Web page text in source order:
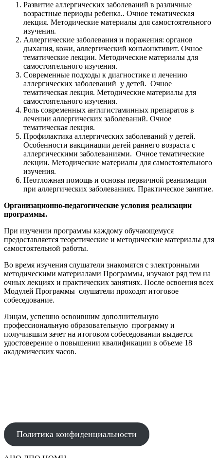
Развитие аллергических заболеваний в различные
возрастные периоды ребенка.. Очное тематическая
лекция. Методические материалы для самостоятельного
изучения.
Аллергические заболевания и поражения: органов
дыхания, кожи, аллергический конъюнктивит. Очное
тематические лекции. Методические материалы для
самостоятельного изучения.
Современные подходы к диагностике и лечению
аллергических заболеваний у детей. Очное
тематическая лекция. Методические материалы для
самостоятельного изучения.
Роль современных антигистаминных препаратов в
лечении аллергических заболеваний. Очное
тематическая лекция.
Профилактика аллергических заболеваний у детей.
Особенности вакцинации детей раннего возраста с
аллергическими заболеваниями. Очное тематические
лекции. Методические материалы для самостоятельного
изучения.
Неотложная помощь и основы первичной реанимации
при аллергических заболеваниях. Практическое занятие.
Организационно-педагогические условия реализации
программы.
При изучении программы каждому обучающемуся
предоставляется теоретические и методические материалы для
самостоятельной работы.
Во время изучения слушатели знакомятся с электронными
методическими материалами Программы, изучают ряд тем на
очных лекциях и практических занятиях. После освоения всех
Модулей Программы слушатели проходят итоговое
собеседование.
Лицам, успешно освоившим дополнительную
профессиональную образовательную программу и
получившим зачет на итоговом собеседовании выдается
удостоверение о повышении квалификации в объеме 18
академических часов.
Политика конфиденциальности